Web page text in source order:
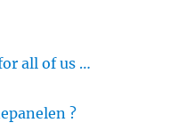
all of us …
?